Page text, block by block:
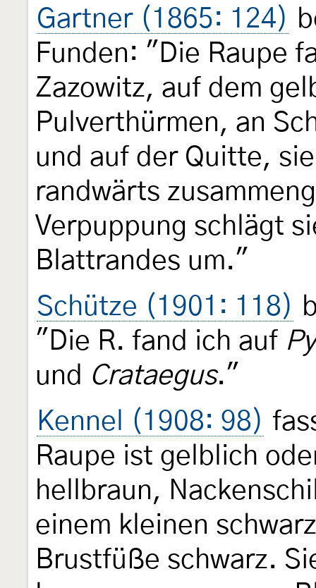
Gartner (1865: 124)
Funden: "Die Raupe
Zazowitz, auf dem
Pulverthürmen, an
und auf der Quitte,
randwärts
Verpuppung schlägt
Blattrandes um."
Schütze (1901: 118)
"Die R. fand ich auf
und Crataegus."
Kennel (1908: 98)
Raupe ist gelblich
hellbraun,
einem kleinen
Brustfüße schwarz.